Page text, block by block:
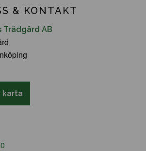
& KONTAKT
Trädgård AB
karta